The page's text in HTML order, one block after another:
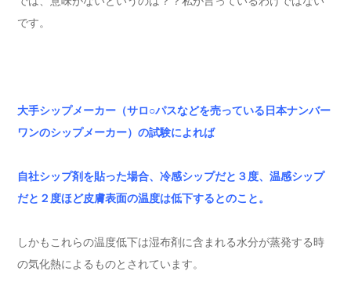
です。
大手シップメーカー（サロ○パスなどを売っている日本ナンバー
ワンのシップメーカー）の試験によれば
自社シップ剤を貼った場合、冷感シップだと３度、温感シップ
だと２度ほど皮膚表面の温度は低下するとのこと。
しかもこれらの温度低下は湿布剤に含まれる水分が蒸発する時
の気化熱によるものとされています。